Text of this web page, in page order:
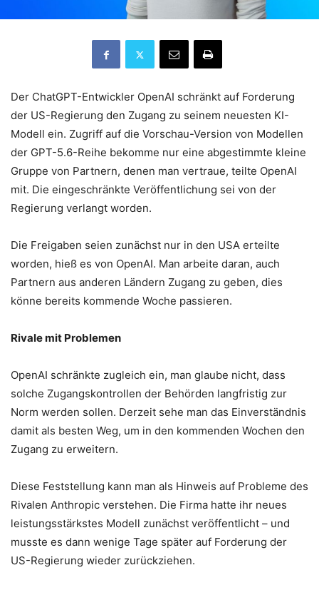
Der ChatGPT-Entwickler OpenAI schränkt auf Forderung
der US-Regierung den Zugang zu seinem neuesten KI-
Modell ein. Zugriff auf die Vorschau-Version von Modellen
der GPT-5.6-Reihe bekomme nur eine abgestimmte kleine
Gruppe von Partnern, denen man vertraue, teilte OpenAI
mit. Die eingeschränkte Veröffentlichung sei von der
Regierung verlangt worden.
Die Freigaben seien zunächst nur in den USA erteilte
worden, hieß es von OpenAI. Man arbeite daran, auch
Partnern aus anderen Ländern Zugang zu geben, dies
könne bereits kommende Woche passieren.
Rivale mit Problemen
OpenAI schränkte zugleich ein, man glaube nicht, dass
solche Zugangskontrollen der Behörden langfristig zur
Norm werden sollen. Derzeit sehe man das Einverständnis
damit als besten Weg, um in den kommenden Wochen den
Zugang zu erweitern.
Diese Feststellung kann man als Hinweis auf Probleme des
Rivalen Anthropic verstehen. Die Firma hatte ihr neues
leistungsstärkstes Modell zunächst veröffentlicht – und
musste es dann wenige Tage später auf Forderung der
US-Regierung wieder zurückziehen.